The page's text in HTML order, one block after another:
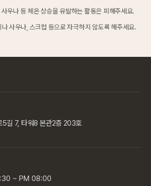
우나 등 체온 상승을 유발하는 활동은 피해주세요.
사우나, 스크럽 등으로 자극하지 않도록 해주세요.
5길 7, 타워8 본관2층 203호
~ PM 08:00